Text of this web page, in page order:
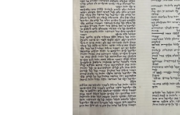
5
hvězdiček.